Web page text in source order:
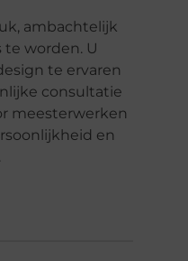
ambachtelijk
worden. U
te ervaren
consultatie
meesterwerken
en